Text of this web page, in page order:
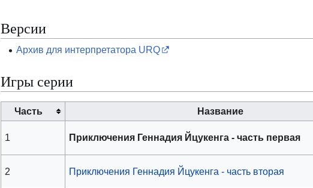
Версии
Архив для интерпретатора URQ
Игры серии
Часть Название
1 Приключения Геннадия Йцукенга - часть первая
2 Приключения Геннадия Йцукенга - часть вторая